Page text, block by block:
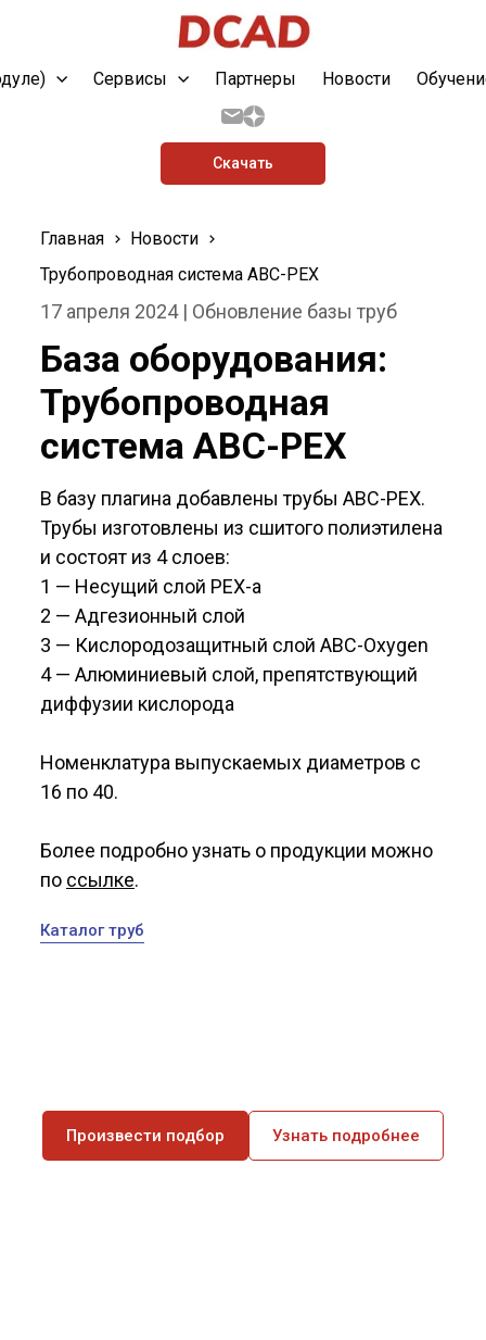
Сервисы Партнеры Новости
Скачать
Главная
Новости
Трубопроводная система ABC-PEX
17 апреля 2024 | Обновление базы труб
База оборудования:
Трубопроводная
система ABC-PEX
В базу плагина добавлены трубы ABC-PEX.
Трубы изготовлены из сшитого полиэтилена
и состоят из 4 слоев:
1 — Несущий слой PEX-a
2 — Адгезионный слой
3 — Кислородозащитный слой ABC-Oxygen
4 — Алюминиевый слой, препятствующий
диффузии кислорода
Номенклатура выпускаемых диаметров с
16 по 40.
Более подробно узнать о продукции можно
по ссылке.
Каталог труб
Произвести подбор Узнать подробнее